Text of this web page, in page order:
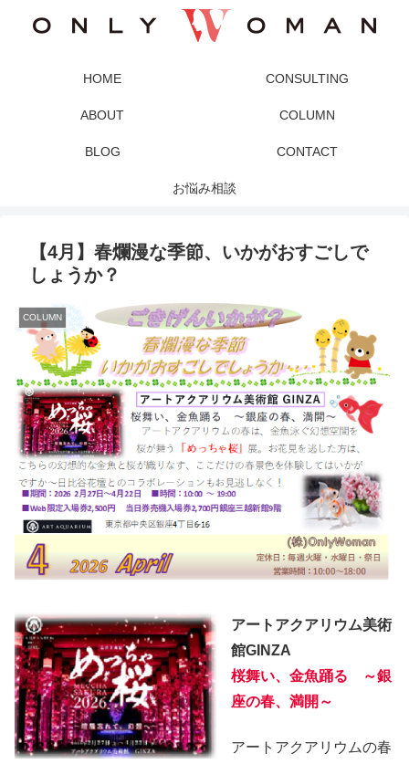
HOME CONSULTING
ABOUT COLUMN
BLOG CONTACT
お悩み相談
【4月】春爛漫な季節、いかがおすごしで
しょうか？
COLUMN
アートアクアリウム美術
館GINZA
桜舞い、金魚踊る ～銀
座の春、満開～
アートアクアリウムの春